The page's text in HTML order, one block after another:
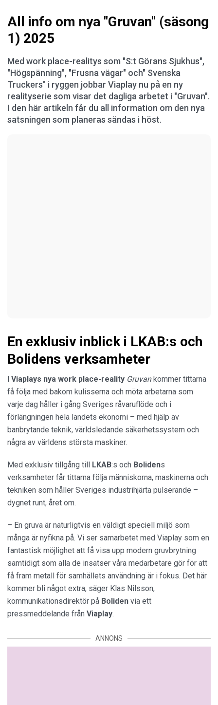
All info om nya "Gruvan" (säsong
1) 2025
Med work place-realitys som "S:t Görans Sjukhus",
"Högspänning", "Frusna vägar" och" Svenska
Truckers" i ryggen jobbar Viaplay nu på en ny
realityserie som visar det dagliga arbetet i "Gruvan".
I den här artikeln får du all information om den nya
satsningen som planeras sändas i höst.
En exklusiv inblick i LKAB:s och
Bolidens verksamheter
I Viaplays nya work place-reality Gruvankommer tittarna
få följa med bakom kulisserna och möta arbetarna som
varje dag håller i gång Sveriges råvaruflöde och i
förlängningen hela landets ekonomi – med hjälp av
banbrytande teknik, världsledande säkerhetssystem och
några av världens största maskiner.
Med exklusiv tillgång till LKAB:s och Bolidens
verksamheter får tittarna följa människorna, maskinerna och
tekniken som håller Sveriges industrihjärta pulserande –
dygnet runt, året om.
– En gruva är naturligtvis en väldigt speciell miljö som
många är nyfikna på. Vi ser samarbetet med Viaplay som en
fantastisk möjlighet att få visa upp modern gruvbrytning
samtidigt som alla de insatser våra medarbetare gör för att
få fram metall för samhällets användning är i fokus. Det här
kommer bli något extra, säger Klas Nilsson,
kommunikationsdirektör på Boliden via ett
pressmeddelande från Viaplay.
ANNONS